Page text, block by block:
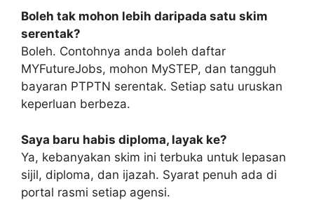
Boleh tak mohon lebih daripada satu skim
serentak?
Boleh. Contohnya anda boleh daftar
MYFutureJobs, mohon MySTEP, dan tangguh
bayaran PTPTN serentak. Setiap satu uruskan
keperluan berbeza.
Saya baru habis diploma, layak ke?
Ya, kebanyakan skim ini terbuka untuk lepasan
sijil, diploma, dan ijazah. Syarat penuh ada di
portal rasmi setiap agensi.